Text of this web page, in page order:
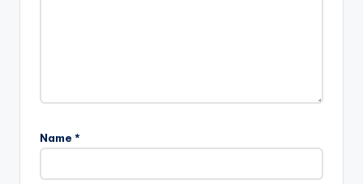
Name *